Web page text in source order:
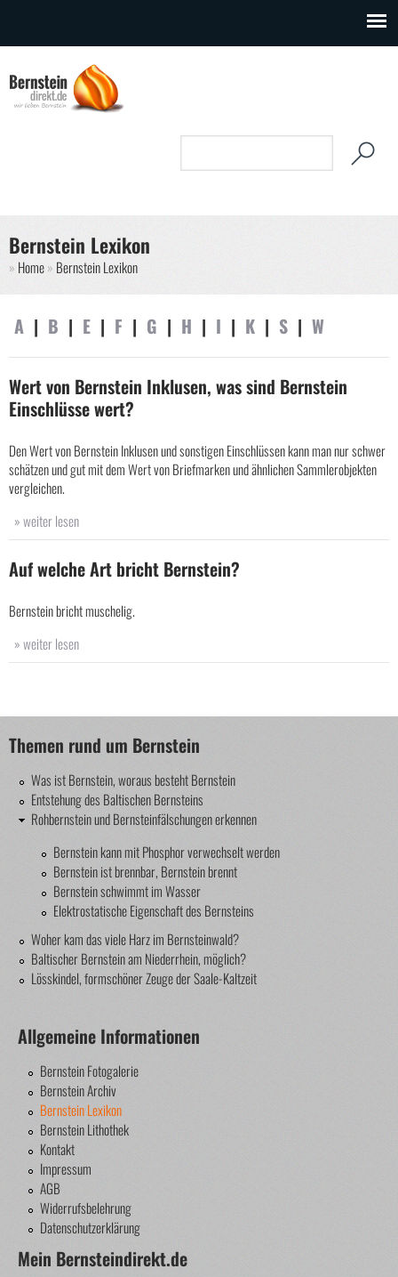
Bernstein Lexikon
Sie sind hier
Home Bernstein Lexikon
A | B | E | F | G | H | I | K | S | W
Wert von Bernstein Inklusen, was sind Bernstein
Einschlüsse wert?
Den Wert von Bernstein Inklusen und sonstigen Einschlüssen kann man nur schwer
schätzen und gut mit dem Wert von Briefmarken und ähnlichen Sammlerobjekten
vergleichen.
» weiter lesen
Auf welche Art bricht Bernstein?
Bernstein bricht muschelig.
» weiter lesen
Themen rund um Bernstein
Was ist Bernstein, woraus besteht Bernstein
Entstehung des Baltischen Bernsteins
Rohbernstein und Bernsteinfälschungen erkennen
Bernstein kann mit Phosphor verwechselt werden
Bernstein ist brennbar, Bernstein brennt
Bernstein schwimmt im Wasser
Elektrostatische Eigenschaft des Bernsteins
Woher kam das viele Harz im Bernsteinwald?
Baltischer Bernstein am Niederrhein, möglich?
Lösskindel, formschöner Zeuge der Saale-Kaltzeit
Allgemeine Informationen
Bernstein Fotogalerie
Bernstein Archiv
Bernstein Lexikon
Bernstein Lithothek
Kontakt
Impressum
AGB
Widerrufsbelehrung
Datenschutzerklärung
Mein Bernsteindirekt.de